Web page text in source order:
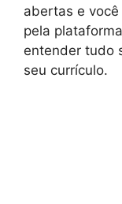
abertas e
pela
entender tudo
seu currículo.